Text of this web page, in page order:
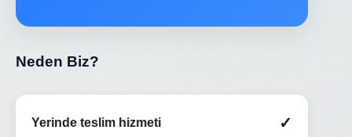
Neden Biz?
Yerinde teslim hizmeti ✓